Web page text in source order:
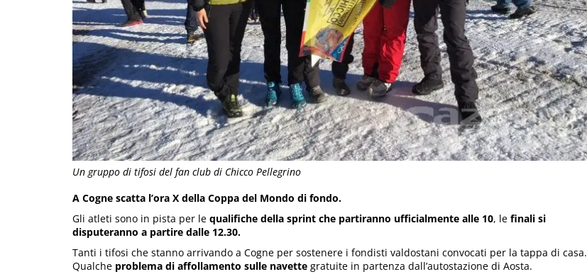
Un gruppo di tifosi del fan club di Chicco Pellegrino
A Cogne scatta l’ora X della Coppa del Mondo di fondo.
Gli atleti sono in pista per le qualifiche della sprint che partiranno ufficialmente alle 10, le finali si
disputeranno a partire dalle 12.30.
Tanti i tifosi che stanno arrivando a Cogne per sostenere i fondisti valdostani convocati per la tappa di casa.
Qualche problema di affollamento sulle navette gratuite in partenza dall’autostazione di Aosta.